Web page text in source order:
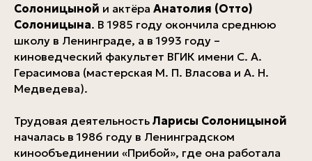
Солоницыной и актёра Анатолия (Отто)
Солоницына. В 1985 году окончила среднюю
школу в Ленинграде, а в 1993 году –
киноведческий факультет ВГИК имени С. А.
Герасимова (мастерская М. П. Власова и А. Н.
Медведева).
Трудовая деятельность Ларисы Солоницыной
началась в 1986 году в Ленинградском
кинообъединении «Прибой», где она работала